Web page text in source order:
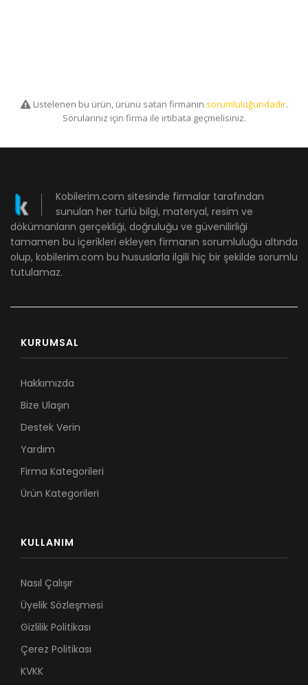
Listelenen bu ürün, ürünü satan firmanın sorumluluğundadır.
Sorularınız için firma ile irtibata geçmelisiniz.
Kobilerim.com sitesinde firmalar tarafından
sunulan her türlü bilgi, materyal, resim ve
dökümanların gerçekliği, doğruluğu ve güvenilirliği
tamamen bu içerikleri ekleyen firmanın sorumluluğu altında
olup, kobilerim.com bu hususlarla ilgili hiç bir şekilde sorumlu
tutulamaz.
KURUMSAL
Hakkımızda
Bize Ulaşın
Destek Verin
Yardım
Firma Kategorileri
Ürün Kategorileri
KULLANIM
Nasıl Çalışır
Üyelik Sözleşmesi
Gizlilik Politikası
Çerez Politikası
KVKK